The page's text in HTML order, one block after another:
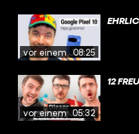
vor einem Jahr
08:25
vor einem Jahr
05:32
12